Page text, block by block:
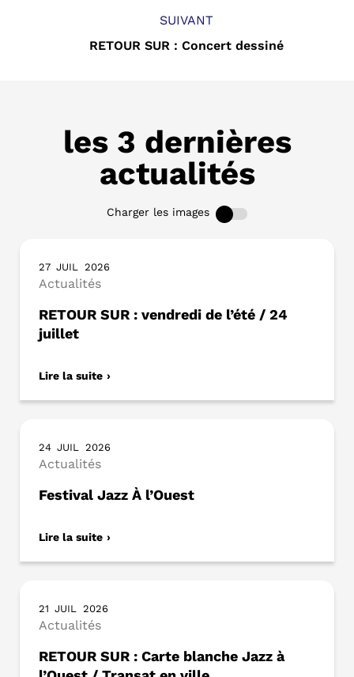
SUIVANT
RETOUR SUR : Concert dessiné
les 3 dernières
actualités
Charger les images
27 JUIL 2026
Actualités
RETOUR SUR : vendredi de l’été / 24
juillet
Lire la suite
24 JUIL 2026
Actualités
Festival Jazz À l’Ouest
Lire la suite
21 JUIL 2026
Actualités
RETOUR SUR : Carte blanche Jazz à